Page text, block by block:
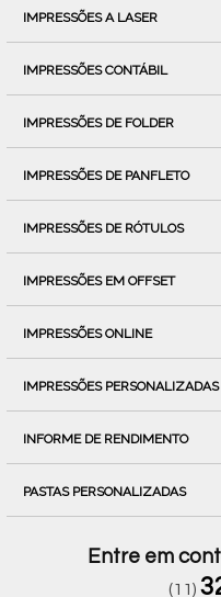
IMPRESSÕES A LASER
IMPRESSÕES CONTÁBIL
IMPRESSÕES DE FOLDER
IMPRESSÕES DE PANFLETO
IMPRESSÕES DE RÓTULOS
IMPRESSÕES EM OFFSET
IMPRESSÕES ONLINE
IMPRESSÕES PERSONALIZADAS
INFORME DE RENDIMENTO
PASTAS PERSONALIZADAS
Entre em
(11)